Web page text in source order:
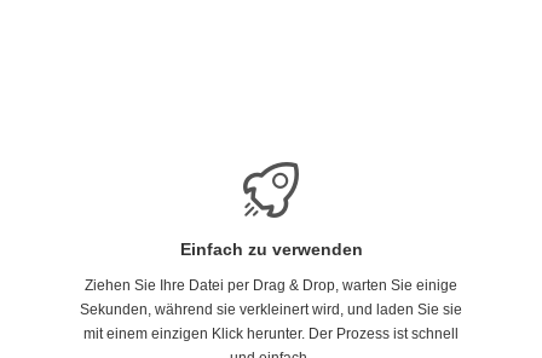
Einfach zu verwenden
Ziehen Sie Ihre Datei per Drag & Drop, warten Sie einige
Sekunden, während sie verkleinert wird, und laden Sie sie
mit einem einzigen Klick herunter. Der Prozess ist schnell